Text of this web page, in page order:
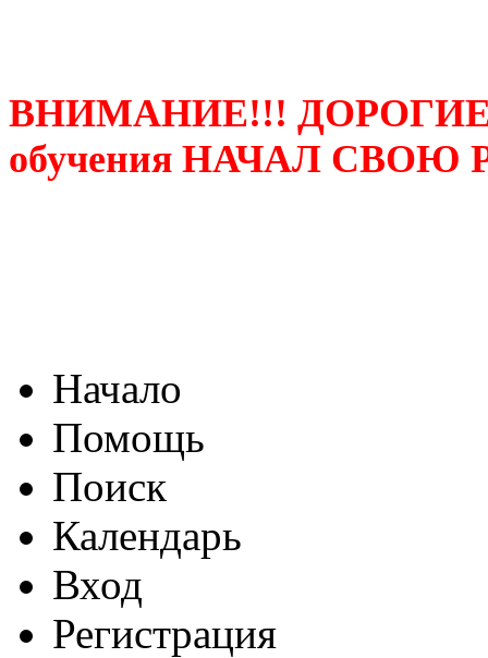
ВНИМАНИЕ!!!
обучения НАЧАЛ СВОЮ
Начало
Помощь
Поиск
Календарь
Вход
Регистрация